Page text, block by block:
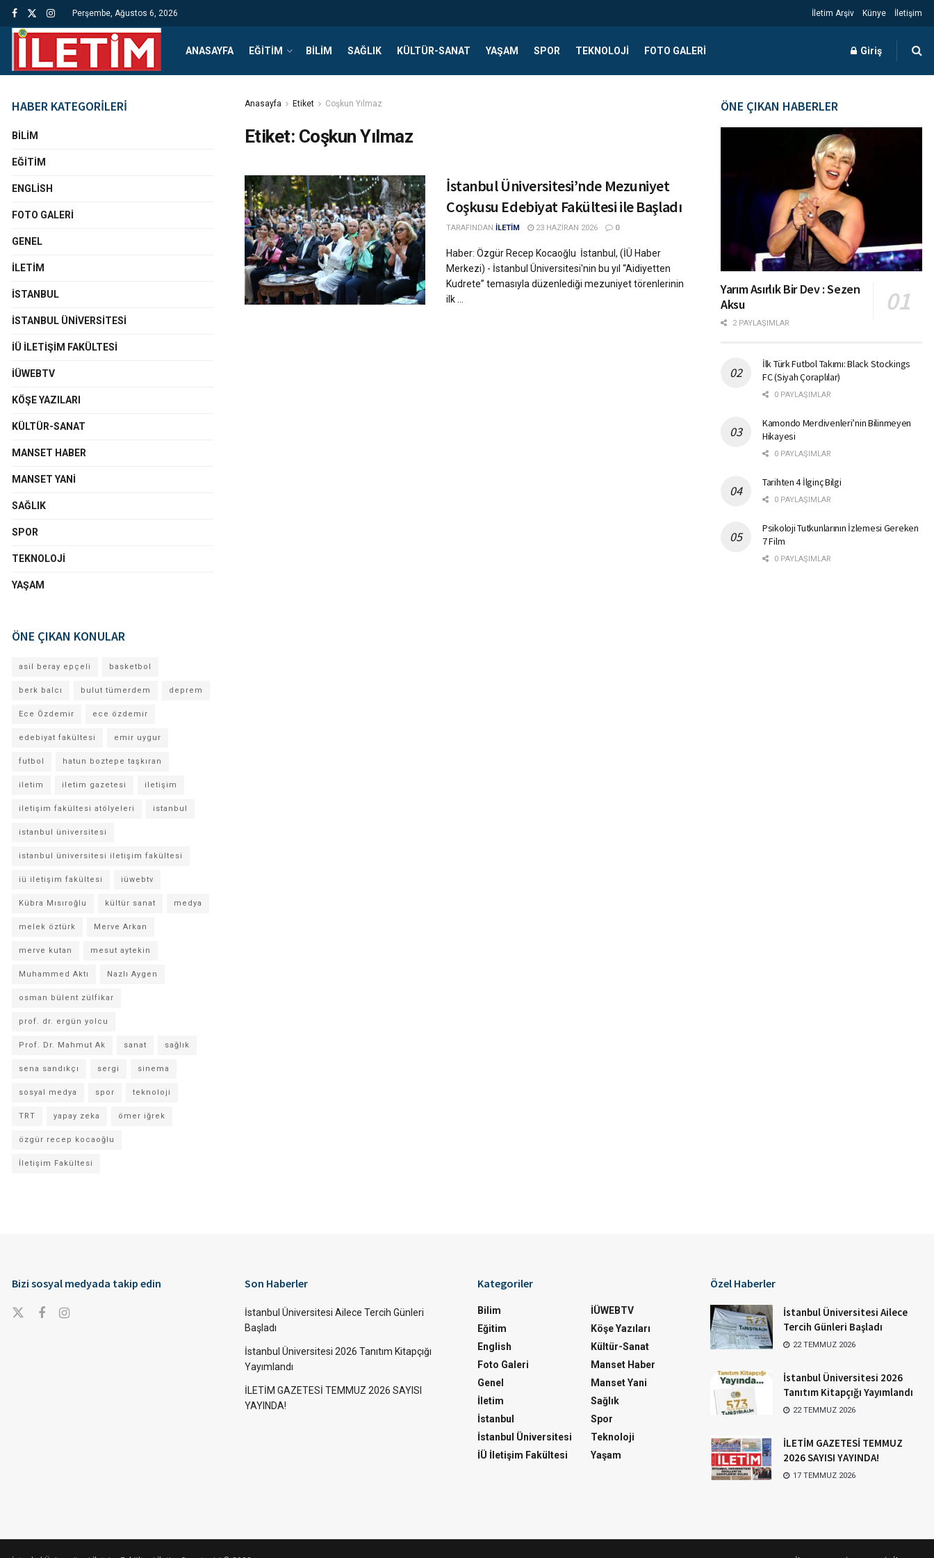
Perşembe, Ağustos 6, 2026 İletim Arşiv Künye İletişim
ANASAYFA EĞITIM BILIM SAĞLIK KÜLTÜR-SANAT YAŞAM SPOR TEKNOLOJI FOTO GALERI Giriş
Anasayfa Etiket Coşkun Yılmaz
Etiket: Coşkun Yılmaz
İstanbul Üniversitesi’nde Mezuniyet
Coşkusu Edebiyat Fakültesi ile Başladı
TARAFINDAN İLETİM 23 HAZIRAN 2026 0
Haber: Özgür Recep Kocaoğlu İstanbul, (İÜ Haber
Merkezi) - İstanbul Üniversitesi'nin bu yıl “Aidiyetten
Kudrete” temasıyla düzenlediği mezuniyet törenlerinin
ilk ...
HABER KATEGORİLERİ
BILIM
EĞITIM
ENGLISH
FOTO GALERI
GENEL
İLETIM
İSTANBUL
İSTANBUL ÜNIVERSITESI
İÜ İLETIŞIM FAKÜLTESI
İÜWEBTV
KÖŞE YAZILARI
KÜLTÜR-SANAT
MANSET HABER
MANSET YANI
SAĞLIK
SPOR
TEKNOLOJI
YAŞAM
ÖNE ÇIKAN KONULAR
asil beray epçeli basketbol
berk balcı bulut tümerdem deprem
Ece Özdemir ece özdemir
edebiyat fakültesi emir uygur
futbol hatun boztepe taşkıran
iletim iletim gazetesi iletişim
iletişim fakültesi atölyeleri istanbul
istanbul üniversitesi
istanbul üniversitesi iletişim fakültesi
iü iletişim fakültesi iüwebtv
Kübra Mısıroğlu kültür sanat medya
melek öztürk Merve Arkan
merve kutan mesut aytekin
Muhammed Aktı Nazlı Aygen
osman bülent zülfikar
prof. dr. ergün yolcu
Prof. Dr. Mahmut Ak sanat sağlık
sena sandıkçı sergi sinema
sosyal medya spor teknoloji
TRT yapay zeka ömer iğrek
özgür recep kocaoğlu
İletişim Fakültesi
ÖNE ÇIKAN HABERLER
Yarım Asırlık Bir Dev : Sezen
Aksu
2 PAYLAŞIMLAR
İlk Türk Futbol Takımı: Black Stockings
FC (Siyah Çoraplılar)
0 PAYLAŞIMLAR
Kamondo Merdivenleri’nin Bilinmeyen
Hikayesi
0 PAYLAŞIMLAR
Tarihten 4 İlginç Bilgi
0 PAYLAŞIMLAR
Psikoloji Tutkunlarının İzlemesi Gereken
7 Film
0 PAYLAŞIMLAR
Bizi sosyal medyada takip edin Son Haberler
İstanbul Üniversitesi Ailece Tercih Günleri
Başladı
İstanbul Üniversitesi 2026 Tanıtım Kitapçığı
Yayımlandı
İLETİM GAZETESİ TEMMUZ 2026 SAYISI
YAYINDA!
Kategoriler
Bilim
Eğitim
English
Foto Galeri
Genel
İletim
İstanbul
İstanbul Üniversitesi
İÜ İletişim Fakültesi
İÜWEBTV
Köşe Yazıları
Kültür-Sanat
Manset Haber
Manset Yani
Sağlık
Spor
Teknoloji
Yaşam
Özel Haberler
İstanbul Üniversitesi Ailece
Tercih Günleri Başladı
22 TEMMUZ 2026
İstanbul Üniversitesi 2026
Tanıtım Kitapçığı Yayımlandı
22 TEMMUZ 2026
İLETİM GAZETESİ TEMMUZ
2026 SAYISI YAYINDA!
17 TEMMUZ 2026